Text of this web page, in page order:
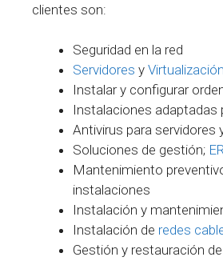
clientes son:
Seguridad en la red
Servidores y Virtualización
Instalar y configurar
Instalaciones adaptadas
Antivirus para servidores
Soluciones de gestión;
Mantenimiento
instalaciones
Instalación y
Instalación de redes
Gestión y restauración de